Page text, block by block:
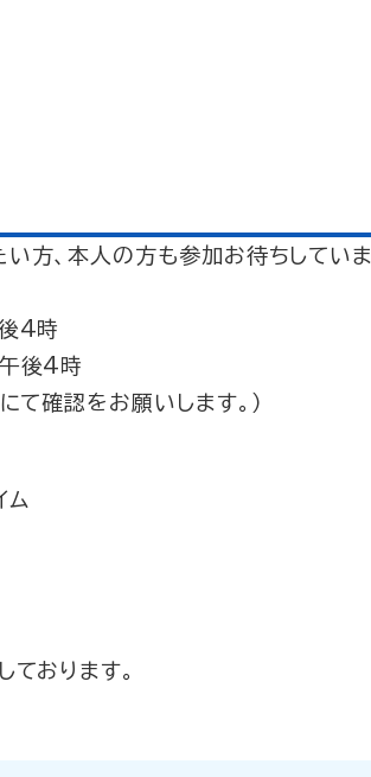
方、本人の方も参加お待ちしていま
4時
後4時
確認をお願いします。）
ム
おります。